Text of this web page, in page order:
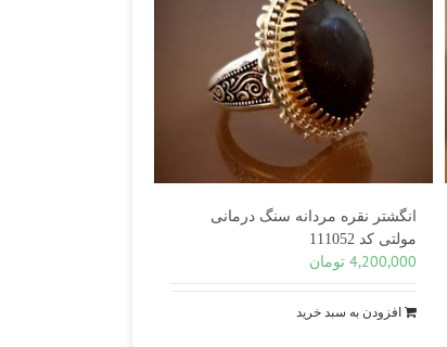
انگشتر نقره مردانه سنگ درمانی
مولتی کد 111052
4,200,000 تومان
افزودن به سبد خرید